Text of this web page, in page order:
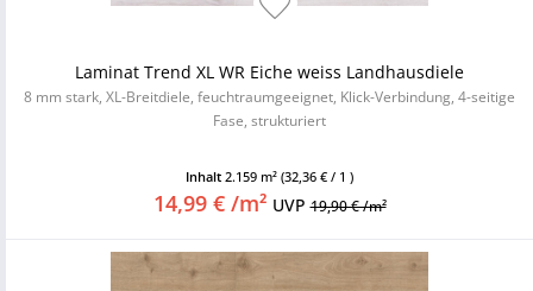
Laminat Trend XL WR Eiche weiss Landhausdiele
8 mm stark, XL-Breitdiele, feuchtraumgeeignet, Klick-Verbindung, 4-seitige
Fase, strukturiert
Inhalt 2.159 m² (32,36 € / 1 )
14,99 € /m² UVP19,90 € /m²